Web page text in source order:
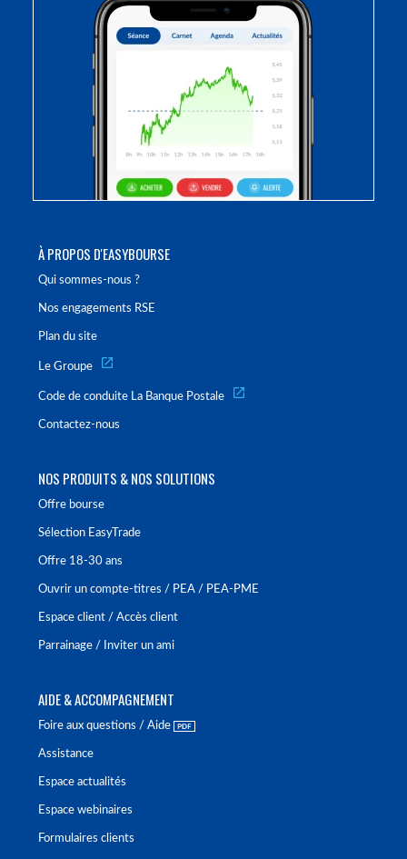
À PROPOS D'EASYBOURSE
Qui sommes-nous ?
Nos engagements RSE
Plan du site
Le Groupe
Code de conduite La Banque Postale
Contactez-nous
NOS PRODUITS & NOS SOLUTIONS
Offre bourse
Sélection EasyTrade
Offre 18-30 ans
Ouvrir un compte-titres / PEA / PEA-PME
Espace client / Accès client
Parrainage / Inviter un ami
AIDE & ACCOMPAGNEMENT
Foire aux questions / Aide
Assistance
Espace actualités
Espace webinaires
Formulaires clients